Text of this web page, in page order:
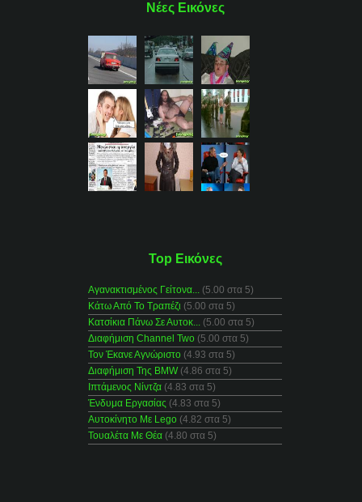
Νέες Εικόνες
Top Εικόνες
Αγανακτισμένος Γείτονα... (5.00 στα 5)
Κάτω Από Το Τραπέζι (5.00 στα 5)
Κατσίκια Πάνω Σε Αυτοκ... (5.00 στα 5)
Διαφήμιση Channel Two (5.00 στα 5)
Τον Έκανε Αγνώριστο (4.93 στα 5)
Διαφήμιση Της BMW(4.86 στα 5)
Ιπτάμενος Νίντζα (4.83 στα 5)
Ένδυμα Εργασίας (4.83 στα 5)
Αυτοκίνητο Με Lego (4.82 στα 5)
Τουαλέτα Με Θέα (4.80 στα 5)